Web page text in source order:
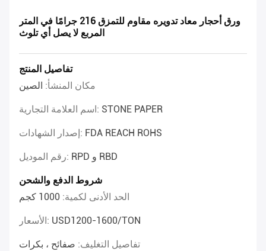
ورق أحجار معاد تدويره مقاوم للتمزق 216 جرامًا في المتر
المربع لا يصل أي تلوث
تفاصيل المنتج
مكان المنشأ: الصين
اسم العلامة التجارية: STONE PAPER
إصدار الشهادات: FDA REACH ROHS
رقم الموديل: RPD و RBD
شروط الدفع والشحن
الحد الأدنى لكمية: 1000 كجم
الأسعار: USD1200-1600/TON
تفاصيل التغليف: صفائح ، بكرات